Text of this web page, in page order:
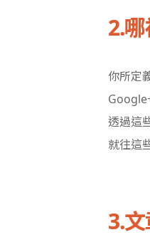
2.
你所定
透過這
就往這
3.